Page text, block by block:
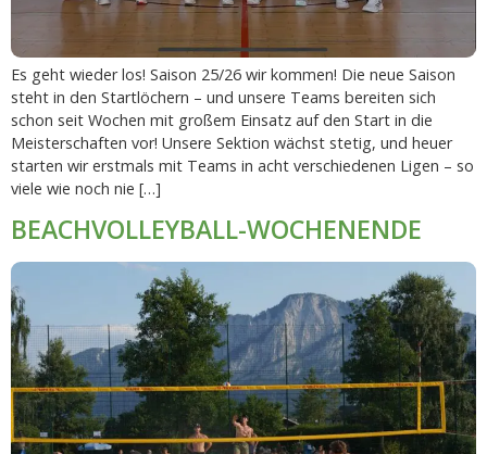
Es geht wieder los! Saison 25/26 wir kommen! Die neue Saison
steht in den Startlöchern – und unsere Teams bereiten sich
schon seit Wochen mit großem Einsatz auf den Start in die
Meisterschaften vor! Unsere Sektion wächst stetig, und heuer
starten wir erstmals mit Teams in acht verschiedenen Ligen – so
viele wie noch nie […]
BEACHVOLLEYBALL-WOCHENENDE